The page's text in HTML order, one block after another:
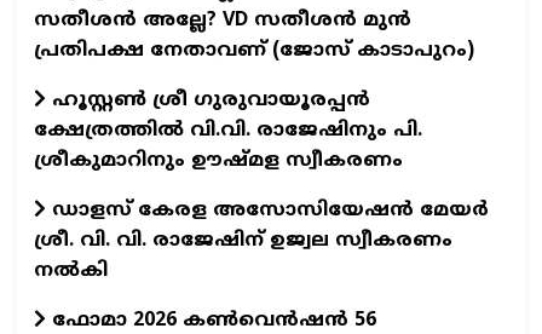
സതീശൻ അല്ലേ? VD സതീശൻ മുൻ
പ്രതിപക്ഷ നേതാവണ് (ജോസ് കാടാപുറം)
ഹൂസ്റ്റൺ ശ്രീ ഗുരുവായൂരപ്പൻ
ക്ഷേത്രത്തിൽ വി.വി. രാജേഷിനും പി.
ശ്രീകുമാറിനും ഊഷ്മള സ്വീകരണം
ഡാളസ് കേരള അസോസിയേഷൻ മേയർ
ശ്രീ. വി. വി. രാജേഷിന് ഉജ്വല സ്വീകരണം
നൽകി
ഫോമാ 2026 കൺവെൻഷൻ 56